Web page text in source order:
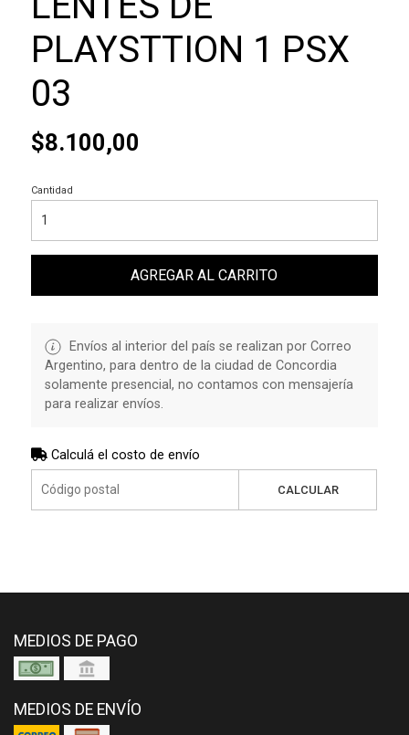
PLAYSTTION 1 PSX
03
$8.100,00
Cantidad
AGREGAR AL CARRITO
Envíos al interior del país se realizan por Correo
Argentino, para dentro de la ciudad de Concordia
solamente presencial, no contamos con mensajería
para realizar envíos.
Calculá el costo de envío
CALCULAR
MEDIOS DE PAGO
MEDIOS DE ENVÍO